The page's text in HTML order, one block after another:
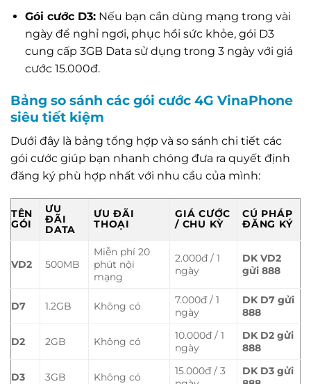
Gói cước D3:Nếu bạn cần dùng mạng trong vài
ngày để nghỉ ngơi, phục hồi sức khỏe, gói D3
cung cấp 3GB Data sử dụng trong 3 ngày với giá
cước 15.000đ.
Bảng so sánh các gói cước 4G VinaPhone
siêu tiết kiệm
Dưới đây là bảng tổng hợp và so sánh chi tiết các
gói cước giúp bạn nhanh chóng đưa ra quyết định
đăng ký phù hợp nhất với nhu cầu của mình:
TÊN
GÓI
ƯU
ĐÃI
DATA
ƯU ĐÃI
THOẠI
GIÁ CƯỚC
/ CHU KỲ
CÚ PHÁP
ĐĂNG KÝ
VD2 500MB
Miễn phí 20
phút nội
mạng
2.000đ / 1
ngày
DK VD2
gửi 888
D7 1.2GB Không có
7.000đ / 1
ngày
DK D7 gửi
888
D2 2GB Không có
10.000đ / 1
ngày
DK D2 gửi
888
D3 3GB Không có
15.000đ / 3
DK D3 gửi